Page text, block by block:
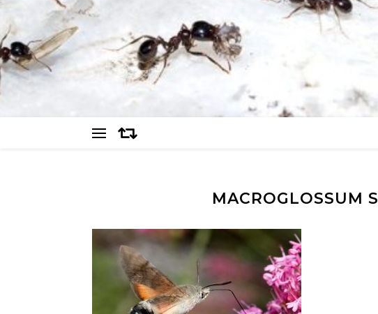
MACROGLOSSUM